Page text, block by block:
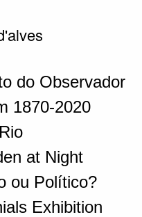
do Observador
1870-2020
at Night
ou Político?
Exhibition